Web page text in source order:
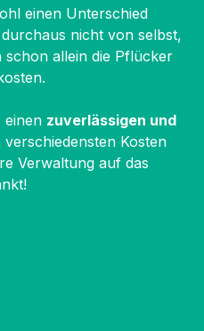
einen Unterschied
nicht von selbst,
schon allein die Pflücker
einen zuverlässigen und
verschiedensten Kosten
Verwaltung auf das